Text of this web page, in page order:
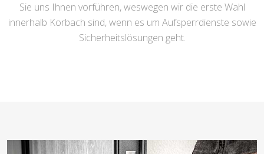
Sie uns Ihnen vorführen, weswegen wir die erste Wahl
innerhalb Korbach sind, wenn es um Aufsperrdienste sowie
Sicherheitslösungen geht.